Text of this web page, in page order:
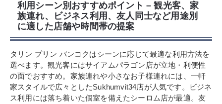
利用シーン別おすすめポイント – 観光客、家
族連れ、ビジネス利用、友人同士など用途別
に適した店舗や時間帯の提案
タリン プリン バンコクはシーンに応じて最適な利用方法を
選べます。観光客にはサイアムパラゴン店が立地・利便性
の面でおすすめ。家族連れや小さなお子様連れには、一軒
家スタイルで広々としたSukhumvit34店が人気です。ビジネ
ス利用には落ち着いた個室を備えたシーロム店が最適。友